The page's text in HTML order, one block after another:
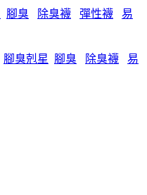
腳臭 除臭襪 彈性襪
易
腳臭剋星 腳臭 除臭襪
易